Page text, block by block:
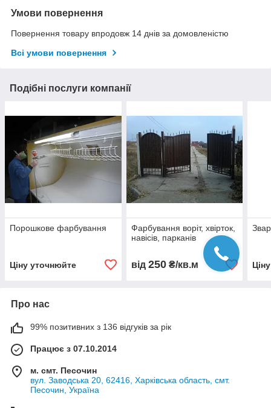
Умови повернення
Повернення товару впродовж 14 днів за домовленістю
Всі умови повернення
Подібні послуги компанії
Порошкове фарбування
Ціну уточнюйте
Фарбування воріт, хвірток,
навісів, парканів
від 250₴/кв.м
Про нас
99% позитивних з 136 відгуків за рік
Працює з 07.10.2014
м. смт. Песочин
вул. Заводська 20, 62416, Харківська область, смт.
Песочин, Україна